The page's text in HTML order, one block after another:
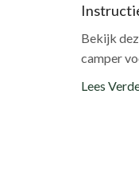
Bekijk
camper
Lees